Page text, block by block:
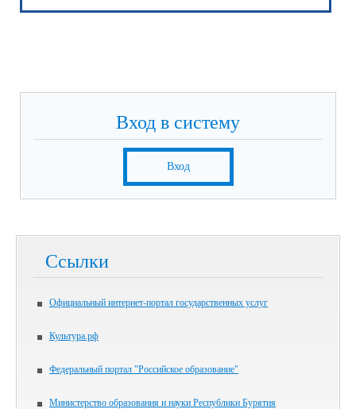
Вход в систему
Вход
Ссылки
Официальный интернет-портал государственных услуг
Культура.рф
Федеральный портал "Российское образование"
Министерство образования и науки Республики Бурятия